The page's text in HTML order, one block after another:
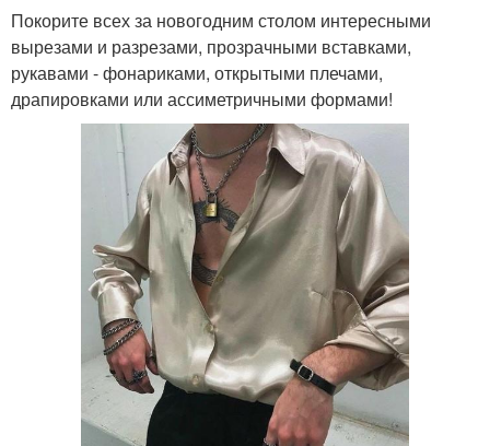
Покорите всех за новогодним столом интересными
вырезами и разрезами, прозрачными вставками,
рукавами - фонариками, открытыми плечами,
драпировками или ассиметричными формами!